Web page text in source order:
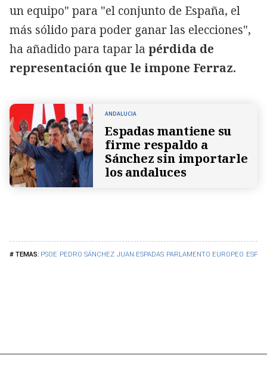
PSOE PEDRO SÁNCHEZ JUAN ESPADAS PARLAMENTO EUROPEO
un equipo" para "el conjunto de España, el
más sólido para poder ganar las elecciones",
ha añadido para tapar la pérdida de
representación que le impone Ferraz.
ANDALUCIA
Espadas mantiene su
firme respaldo a
Sánchez sin importarle
los andaluces